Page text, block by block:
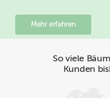
Mehr erfahren
So viele
Kunden